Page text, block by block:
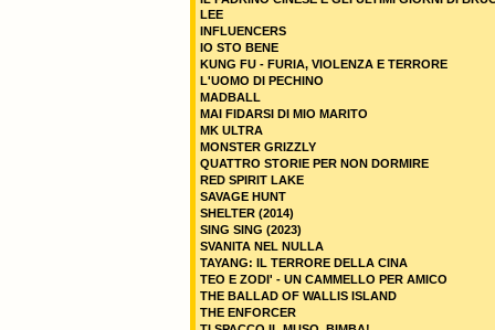
LEE
INFLUENCERS
IO STO BENE
KUNG FU - FURIA, VIOLENZA E TERRORE
L'UOMO DI PECHINO
MADBALL
MAI FIDARSI DI MIO MARITO
MK ULTRA
MONSTER GRIZZLY
QUATTRO STORIE PER NON DORMIRE
RED SPIRIT LAKE
SAVAGE HUNT
SHELTER (2014)
SING SING (2023)
SVANITA NEL NULLA
TAYANG: IL TERRORE DELLA CINA
TEO E ZODI' - UN CAMMELLO PER AMICO
THE BALLAD OF WALLIS ISLAND
THE ENFORCER